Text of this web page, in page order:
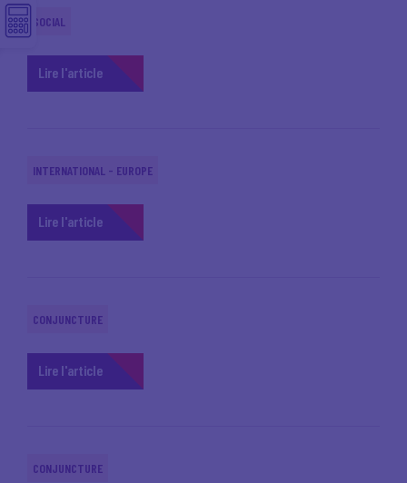
SOCIAL
Lire l'article
INTERNATIONAL - EUROPE
Lire l'article
CONJUNCTURE
Lire l'article
CONJUNCTURE